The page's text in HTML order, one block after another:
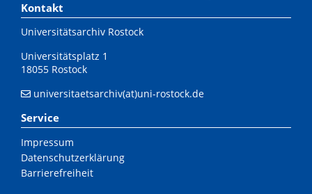
Kontakt
Universitätsarchiv Rostock
Universitätsplatz 1
18055 Rostock
universitaetsarchiv(at)uni-rostock.de
Service
Impressum
Datenschutzerklärung
Barrierefreiheit